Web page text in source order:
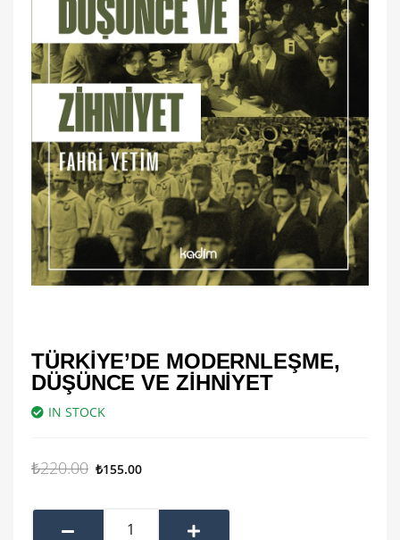
TÜRKIYE’DE MODERNLEŞME,
DÜŞÜNCE VE ZIHNIYET
IN STOCK
₺220.00 ₺155.00